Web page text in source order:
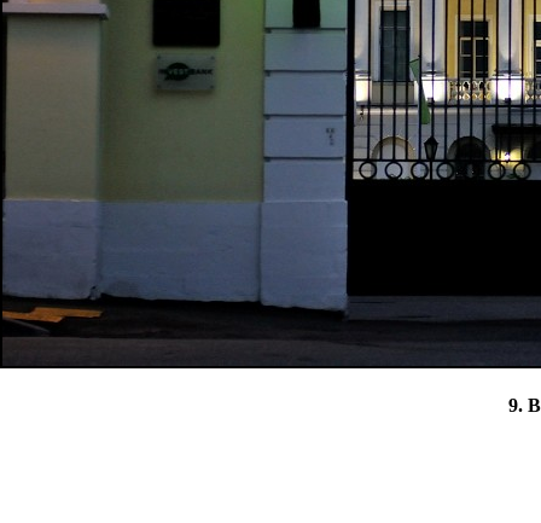
9.